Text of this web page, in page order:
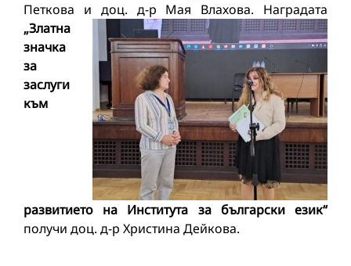
Петкова и доц. д-р Мая Влахова. Наградата
„Златна
значка
за
заслуги
към
развитието на Института за български език“
получи доц. д-р Христина Дейкова.